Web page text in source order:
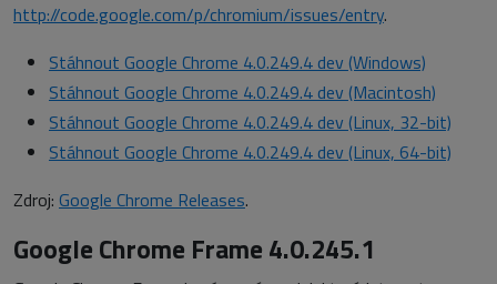
http://code.google.com/p/chromium/issues/entry.
Stáhnout Google Chrome 4.0.249.4 dev (Windows)
Stáhnout Google Chrome 4.0.249.4 dev (Macintosh)
Stáhnout Google Chrome 4.0.249.4 dev (Linux, 32-bit)
Stáhnout Google Chrome 4.0.249.4 dev (Linux, 64-bit)
Zdroj: Google Chrome Releases.
Google Chrome Frame 4.0.245.1